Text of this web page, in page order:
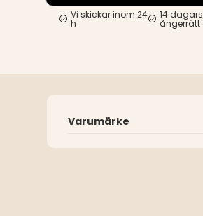
Vi skickar inom 24
h
14 dagars
ångerrätt
Varumärke